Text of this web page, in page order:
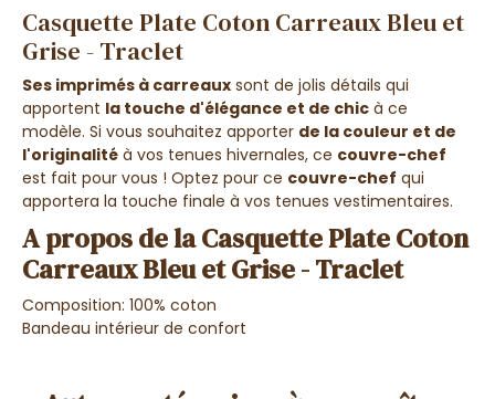
Casquette Plate Coton Carreaux Bleu et
Grise - Traclet
Ses imprimés à carreaux sont de jolis détails qui
apportent la touche d'élégance et de chic à ce
modèle. Si vous souhaitez apporter de la couleur et de
l'originalité à vos tenues hivernales, ce couvre-chef
est fait pour vous ! Optez pour ce couvre-chef qui
apportera la touche finale à vos tenues vestimentaires.
A propos de la Casquette Plate Coton
Carreaux Bleu et Grise - Traclet
Composition: 100% coton
Bandeau intérieur de confort